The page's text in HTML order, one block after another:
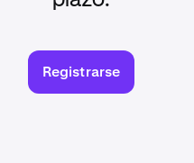
Registrarse